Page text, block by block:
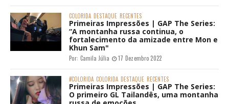
COLORIDA DESTAQUE RECENTES
Primeiras Impressões | GAP The Series:
“A montanha russa continua, o
fortalecimento da amizade entre Mon e
Khun Sam"
Por: Camila Júlia 17 Dezembro 2022
#COLORIDA COLORIDA DESTAQUE RECENTES
Primeiras Impressões | GAP The Series:
O primeiro GL Tailandês, uma montanha